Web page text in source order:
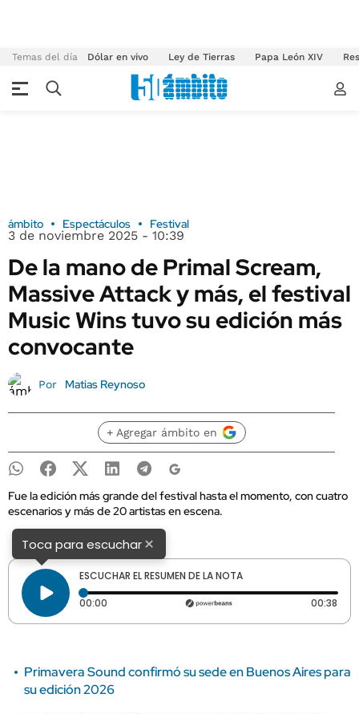
Temas del día Dólar en vivo Ley de Tierras Papa León XIV
ámbito Espectáculos Festival
3 de noviembre 2025 - 10:39
De la mano de Primal Scream,
Massive Attack y más, el festival
Music Wins tuvo su edición más
convocante
Por Matias Reynoso
+ Agregar ámbito en
Fue la edición más grande del festival hasta el momento, con cuatro
escenarios y más de 20 artistas en escena.
Toca para escuchar×
ESCUCHAR EL RESUMEN DE LA NOTA
00:00 Tiempo transcurrido: 0 segundos 00:38
Primavera Sound confirmó su sede en Buenos Aires para
su edición 2026